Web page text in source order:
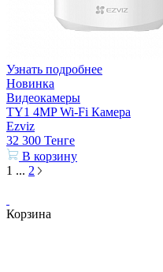
Узнать подробнее
Новинка
Видеокамеры
TY1 4MP Wi-Fi Камера
Ezviz
32 300 Тенге
В корзину
1 ... 2
Корзина